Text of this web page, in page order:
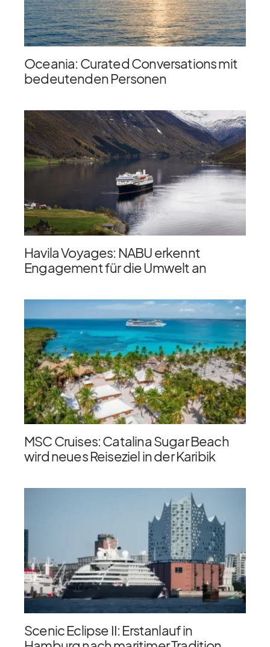
Oceania: Curated Conversations mit
bedeutenden Personen
Havila Voyages: NABU erkennt
Engagement für die Umwelt an
MSC Cruises: Catalina Sugar Beach
wird neues Reiseziel in der Karibik
Scenic Eclipse II: Erstanlauf in